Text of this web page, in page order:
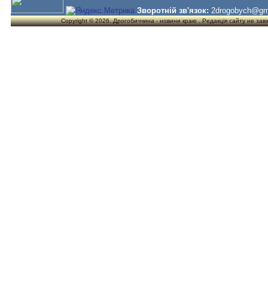
Зворотній зв'язок:
Copyright © 2026. Дрогобиччина - новини краю . Редакція сайту не